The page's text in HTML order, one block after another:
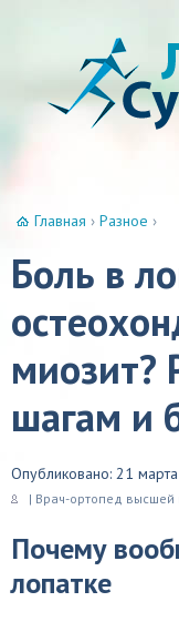
Главная › Разное ›
Боль в
миозит?
шагам и
Опубликовано: 21
| Врач-ортопед высшей
Почему
лопатке